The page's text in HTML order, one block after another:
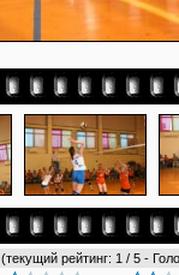
(текущий рейтинг: 1 / 5 -